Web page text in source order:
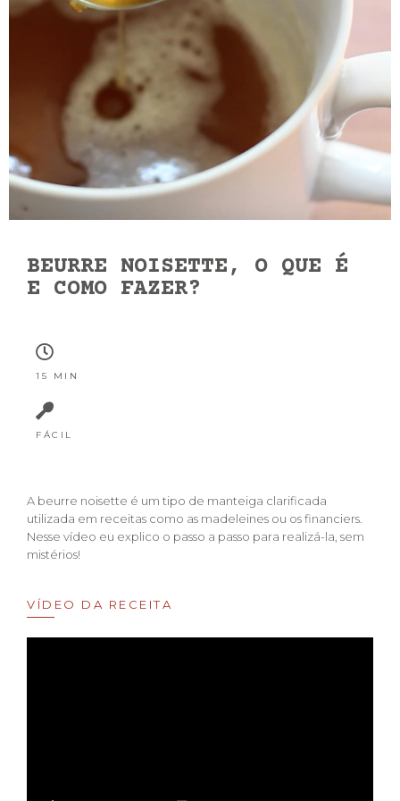
BEURRE NOISETTE, O QUE É
E COMO FAZER?
15 MIN
FÁCIL
A beurre noisette é um tipo de manteiga clarificada
utilizada em receitas como as madeleines ou os financiers.
Nesse vídeo eu explico o passo a passo para realizá-la, sem
mistérios!
VÍDEO DA RECEITA